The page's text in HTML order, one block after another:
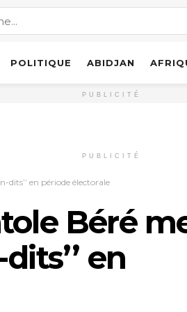
POLITIQUE ABIDJAN
PUBLICITÉ
PUBLICITÉ
dits’’ en période électorale
Béré
en